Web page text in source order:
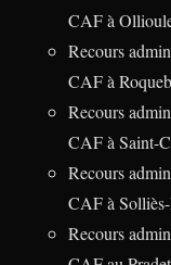
CAF à
Recours
CAF à
Recours
CAF à Saint-
Recours
CAF à
Recours